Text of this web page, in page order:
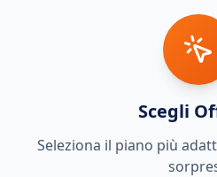
Scegli
Seleziona il piano più